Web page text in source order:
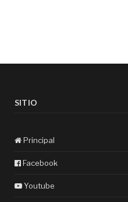
SITIO
Principal
Facebook
Youtube